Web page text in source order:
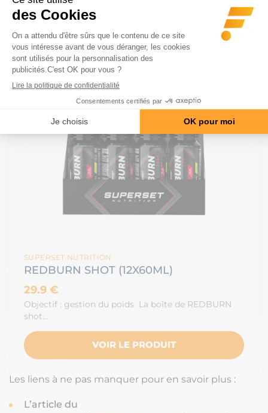
SUPERSET NUTRITION
REDBURN SHOT (12X60ML)
29.9 €
Objectif : gestion du poids La boîte de REDBURN
shot…
VOIR LE PRODUIT
Les liens à ne pas manquer pour en savoir plus :
L’article du